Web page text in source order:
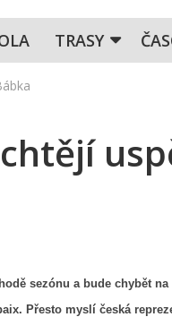
TRASY
sezónu a bude chybět
Přesto myslí česká